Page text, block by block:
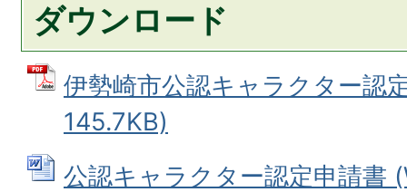
ダウンロード
伊勢崎市公認キャラクター認
145.7KB)
公認キャラクター認定申請書